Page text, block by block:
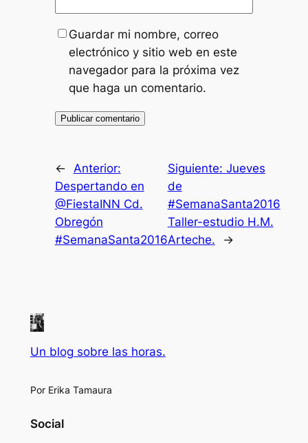
Guardar mi nombre, correo
electrónico y sitio web en este
navegador para la próxima vez
que haga un comentario.
←
Anterior:
Despertando en
@FiestaINN Cd.
Obregón
#SemanaSanta2016
Siguiente: Jueves
de
#SemanaSanta2016
Taller-estudio H.M.
Arteche.
→
Un blog sobre las horas.
Por Erika Tamaura
Social